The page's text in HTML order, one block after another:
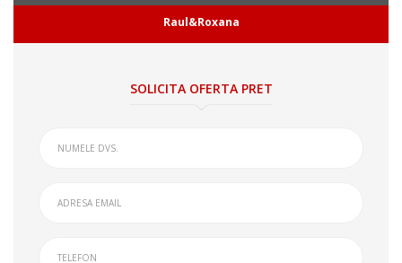
Raul&Roxana
SOLICITA OFERTA PRET